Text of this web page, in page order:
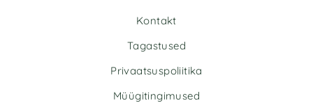
t
v
:
Kontakt
Tagastused
Privaatsuspoliitika
Müügitingimused